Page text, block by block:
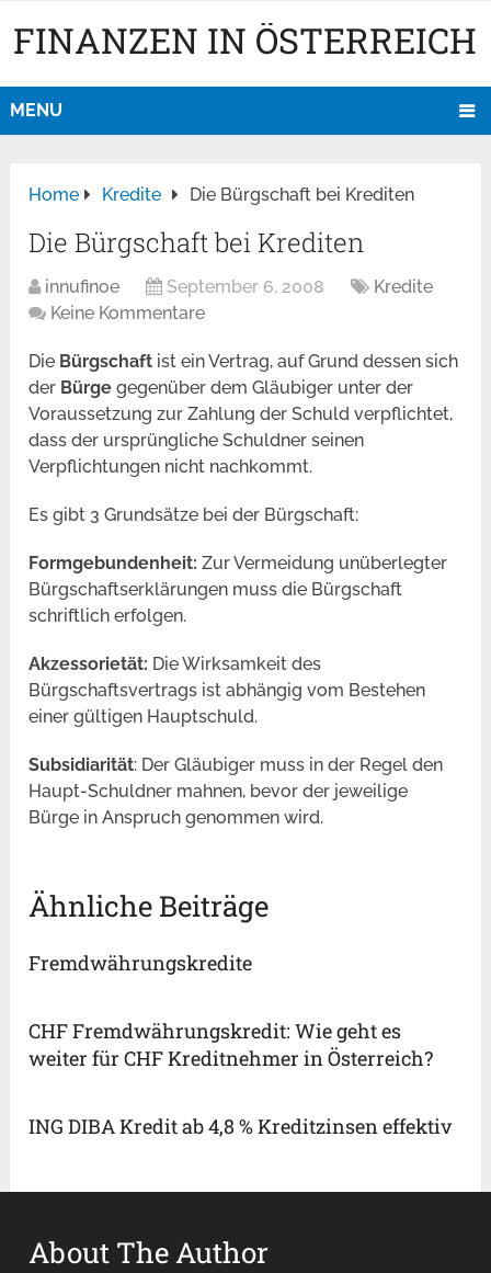
FINANZEN IN ÖSTERREICH
MENU
Home Kredite Die Bürgschaft bei Krediten
Die Bürgschaft bei Krediten
innufinoe September 6, 2008
Kredite
Keine Kommentare
Die Bürgschaft ist ein Vertrag, auf Grund dessen sich
der Bürgegegenüber dem Gläubiger unter der
Voraussetzung zur Zahlung der Schuld verpflichtet,
dass der ursprüngliche Schuldner seinen
Verpflichtungen nicht nachkommt.
Es gibt 3 Grundsätze bei der Bürgschaft:
Formgebundenheit: Zur Vermeidung unüberlegter
Bürgschaftserklärungen muss die Bürgschaft
schriftlich erfolgen.
Akzessorietät: Die Wirksamkeit des
Bürgschaftsvertrags ist abhängig vom Bestehen
einer gültigen Hauptschuld.
Subsidiarität: Der Gläubiger muss in der Regel den
Haupt-Schuldner mahnen, bevor der jeweilige
Bürge in Anspruch genommen wird.
Ähnliche Beiträge
Fremdwährungskredite
CHF Fremdwährungskredit: Wie geht es
weiter für CHF Kreditnehmer in Österreich?
ING DIBA Kredit ab 4,8 % Kreditzinsen effektiv
About The Author